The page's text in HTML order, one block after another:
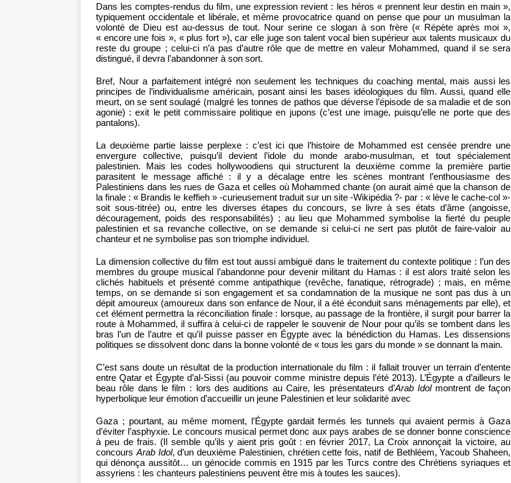
Dans les comptes-rendus du film, une expression revient : les héros « prennent leur destin en main »,
typiquement occidentale et libérale, et même provocatrice quand on pense que pour un musulman la
volonté de Dieu est au-dessus de tout. Nour serine ce slogan à son frère (« Répète après moi »,
« encore une fois », « plus fort »), car elle juge son talent vocal bien supérieur aux talents musicaux du
reste du groupe ; celui-ci n’a pas d’autre rôle que de mettre en valeur Mohammed, quand il se sera
distingué, il devra l’abandonner à son sort.
Bref, Nour a parfaitement intégré non seulement les techniques du coaching mental, mais aussi les
principes de l’individualisme américain, posant ainsi les bases idéologiques du film. Aussi, quand elle
meurt, on se sent soulagé (malgré les tonnes de pathos que déverse l’épisode de sa maladie et de son
agonie) : exit le petit commissaire politique en jupons (c’est une image, puisqu’elle ne porte que des
pantalons).
La deuxième partie laisse perplexe : c’est ici que l’histoire de Mohammed est censée prendre une
envergure collective, puisqu’il devient l’idole du monde arabo-musulman, et tout spécialement
palestinien. Mais les codes hollywoodiens qui structurent la deuxième comme la première partie
parasitent le message affiché : il y a décalage entre les scènes montrant l’enthousiasme des
Palestiniens dans les rues de Gaza et celles où Mohammed chante (on aurait aimé que la chanson de
la finale : « Brandis le keffieh » -curieusement traduit sur un site -Wikipédia ?- par : « lève le cache-col »-
soit sous-titrée) ou, entre les diverses étapes du concours, se livre à ses états d’âme (angoisse,
découragement, poids des responsabilités) ; au lieu que Mohammed symbolise la fierté du peuple
palestinien et sa revanche collective, on se demande si celui-ci ne sert pas plutôt de faire-valoir au
chanteur et ne symbolise pas son triomphe individuel.
La dimension collective du film est tout aussi ambiguë dans le traitement du contexte politique : l’un des
membres du groupe musical l’abandonne pour devenir militant du Hamas : il est alors traité selon les
clichés habituels et présenté comme antipathique (revêche, fanatique, rétrograde) ; mais, en même
temps, on se demande si son engagement et sa condamnation de la musique ne sont pas dus à un
dépit amoureux (amoureux dans son enfance de Nour, il a été éconduit sans ménagements par elle), et
cet élément permettra la réconciliation finale : lorsque, au passage de la frontière, il surgit pour barrer la
route à Mohammed, il suffira à celui-ci de rappeler le souvenir de Nour pour qu’ils se tombent dans les
bras l’un de l’autre et qu’il puisse passer en Égypte avec la bénédiction du Hamas. Les dissensions
politiques se dissolvent donc dans la bonne volonté de « tous les gars du monde » se donnant la main.
C’est sans doute un résultat de la production internationale du film : il fallait trouver un terrain d’entente
entre Qatar et Égypte d’al-Sissi (au pouvoir comme ministre depuis l’été 2013). L’Égypte a d’ailleurs le
beau rôle dans le film : lors des auditions au Caire, les présentateurs d’Arab Idolmontrent de façon
hyperbolique leur émotion d’accueillir un jeune Palestinien et leur solidarité avec
Gaza ; pourtant, au même moment, l’Égypte gardait fermés les tunnels qui avaient permis à Gaza
d’éviter l’asphyxie. Le concours musical permet donc aux pays arabes de se donner bonne conscience
à peu de frais. (Il semble qu’ils y aient pris goût : en février 2017, La Croix annonçait la victoire, au
concoursArab Idol, d’un deuxième Palestinien, chrétien cette fois, natif de Bethléem, Yacoub Shaheen,
qui dénonça aussitôt… un génocide commis en 1915 par les Turcs contre des Chrétiens syriaques et
assyriens : les chanteurs palestiniens peuvent être mis à toutes les sauces).